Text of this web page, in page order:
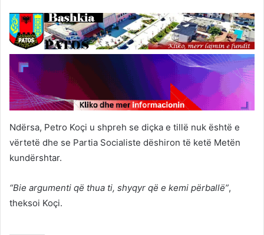
Ndërsa, Petro Koçi u shpreh se diçka e tillë nuk është e
vërtetë dhe se Partia Socialiste dëshiron të ketë Metën
kundërshtar.
“Bie argumenti që thua ti, shyqyr që e kemi përballë”,
theksoi Koçi.